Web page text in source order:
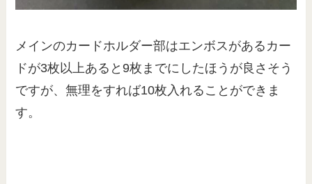
メインのカードホルダー部はエンボスがあるカー
ドが3枚以上あると9枚までにしたほうが良さそう
ですが、無理をすれば10枚入れることができま
す。